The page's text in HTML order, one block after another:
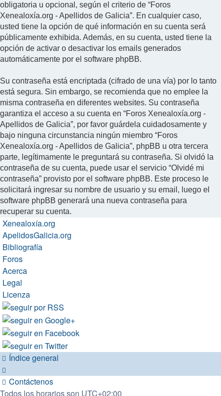
obligatoria u opcional, según el criterio de “Foros
Xenealoxía.org - Apellidos de Galicia”. En cualquier caso,
usted tiene la opción de qué información en su cuenta será
públicamente exhibida. Además, en su cuenta, usted tiene la
opción de activar o desactivar los emails generados
automáticamente por el software phpBB.
Su contraseña está encriptada (cifrado de una vía) por lo tanto
está segura. Sin embargo, se recomienda que no emplee la
misma contraseña en diferentes websites. Su contraseña
garantiza el acceso a su cuenta en “Foros Xenealoxía.org -
Apellidos de Galicia”, por favor guárdela cuidadosamente y
bajo ninguna circunstancia ningún miembro “Foros
Xenealoxía.org - Apellidos de Galicia”, phpBB u otra tercera
parte, legítimamente le preguntará su contraseña. Si olvidó la
contraseña de su cuenta, puede usar el servicio “Olvidé mi
contraseña” provisto por el software phpBB. Este proceso le
solicitará ingresar su nombre de usuario y su email, luego el
software phpBB generará una nueva contraseña para
recuperar su cuenta.
Xenealoxía.org
ApelidosGalicia.org
Bibliografía
Foros
Acerca
Legal
Licenza
Índice general
Contáctenos
Todos los horarios son UTC+02:00